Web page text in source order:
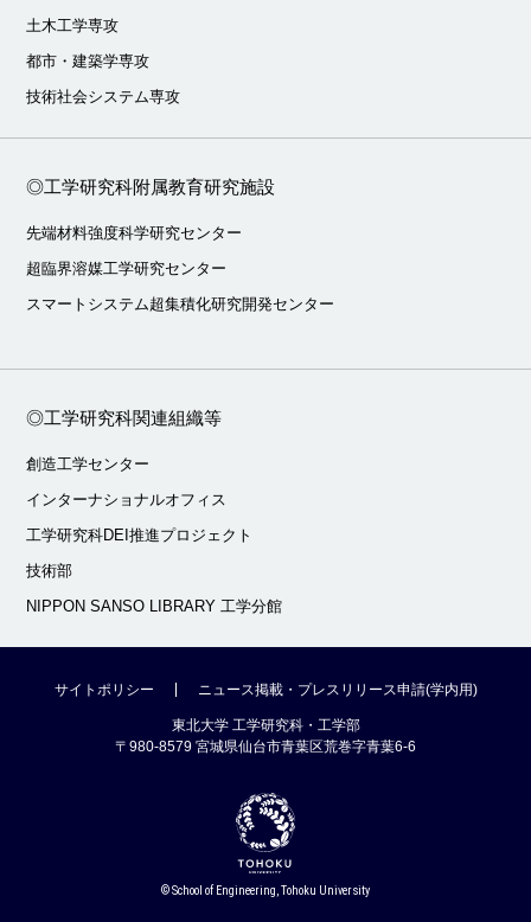
土木工学専攻
都市・建築学専攻
技術社会システム専攻
◎工学研究科附属教育研究施設
先端材料強度科学研究センター
超臨界溶媒工学研究センター
スマートシステム超集積化研究開発センター
◎工学研究科関連組織等
創造工学センター
インターナショナルオフィス
工学研究科DEI推進プロジェクト
技術部
NIPPON SANSO LIBRARY 工学分館
サイトポリシー ニュース掲載・プレスリリース申請(学内用)
東北大学 工学研究科・工学部
〒980-8579 宮城県仙台市青葉区荒巻字青葉6-6
© School of Engineering, Tohoku University